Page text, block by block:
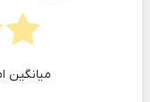
میانگین